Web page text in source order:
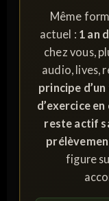
Même
actuel : 1 an
chez vous,
audio, lives,
principe
d’exercice
reste actif
figure